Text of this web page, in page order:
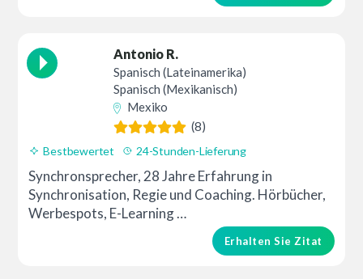
Antonio R.
Spanisch (Lateinamerika)
Spanisch (Mexikanisch)
Mexiko
(8)
Bestbewertet 24-Stunden-Lieferung
Synchronsprecher, 28 Jahre Erfahrung in
Synchronisation, Regie und Coaching. Hörbücher,
Werbespots, E-Learning …
Erhalten Sie Zitat